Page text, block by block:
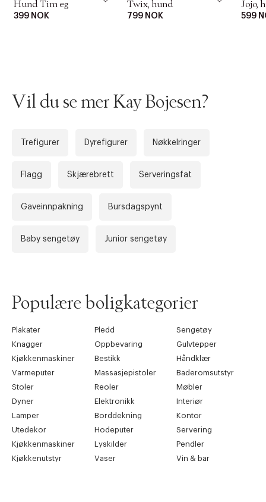
Hund Tim eg
399 NOK
Twix, hund
799 NOK
Jojo,
599
Vil du se mer Kay Bojesen?
Trefigurer Dyrefigurer Nøkkelringer
Flagg Skjærebrett Serveringsfat
Gaveinnpakning Bursdagspynt
Baby sengetøy Junior sengetøy
Populære boligkategorier
Plakater Pledd
Sengetøy
Knagger
Oppbevaring
Gulvtepper
Kjøkkenmaskiner
Bestikk
Håndklær
Varmeputer
Massasjepistoler
Baderomsutstyr
Stoler
Reoler
Møbler
Dyner
Elektronikk
Interiør
Lamper
Borddekning
Kontor
Utedekor
Hodeputer
Servering
Kjøkkenmaskiner
Lyskilder
Pendler
Kjøkkenutstyr
Vaser Vin & bar